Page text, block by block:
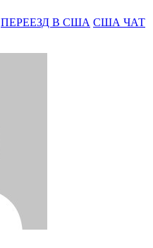
ПЕРЕЕЗД В США США ЧАТ